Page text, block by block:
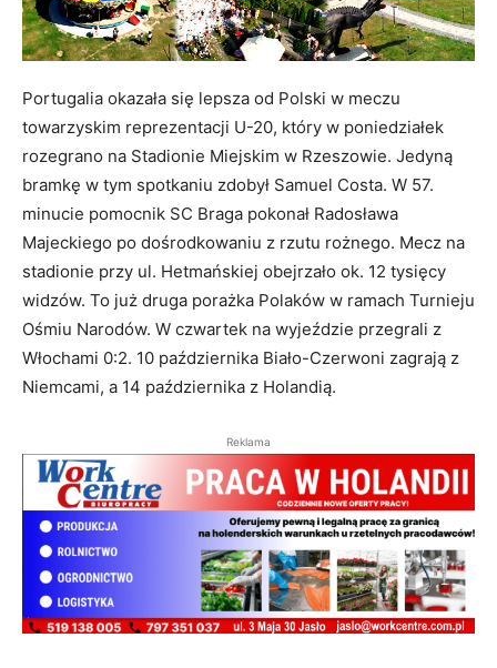
Portugalia okazała się lepsza od Polski w meczu
towarzyskim reprezentacji U-20, który w poniedziałek
rozegrano na Stadionie Miejskim w Rzeszowie. Jedyną
bramkę w tym spotkaniu zdobył Samuel Costa. W 57.
minucie pomocnik SC Braga pokonał Radosława
Majeckiego po dośrodkowaniu z rzutu rożnego. Mecz na
stadionie przy ul. Hetmańskiej obejrzało ok. 12 tysięcy
widzów. To już druga porażka Polaków w ramach Turnieju
Ośmiu Narodów. W czwartek na wyjeździe przegrali z
Włochami 0:2. 10 października Biało-Czerwoni zagrają z
Niemcami, a 14 października z Holandią.
Reklama